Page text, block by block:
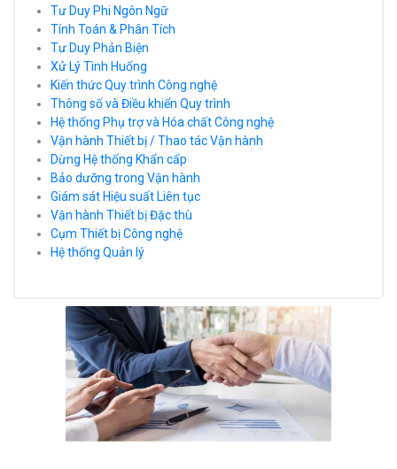
Tư Duy Phi Ngôn Ngữ
Tính Toán & Phân Tích
Tư Duy Phản Biện
Xử Lý Tình Huống
Kiến thức Quy trình Công nghệ
Thông số và Điều khiển Quy trình
Hệ thống Phụ trợ và Hóa chất Công nghệ
Vận hành Thiết bị / Thao tác Vận hành
Dừng Hệ thống Khẩn cấp
Bảo dưỡng trong Vận hành
Giám sát Hiệu suất Liên tục
Vận hành Thiết bị Đặc thù
Cụm Thiết bị Công nghệ
Hệ thống Quản lý